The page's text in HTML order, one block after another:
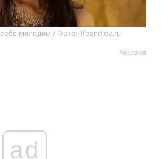
молодим / Фото: lifeandjoy.ru
Реклама
ad